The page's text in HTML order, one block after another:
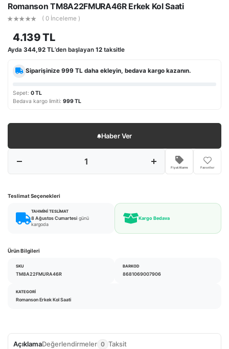
Romanson TM8A22FMURA46R Erkek Kol Saati
( 0 İnceleme )
4.139 TL
Ayda 344,92 TL’den başlayan 12 taksitle
Siparişinize999 TL daha ekleyin, bedava kargo kazanın.
Sepet: 0 TL
Bedava kargo limiti: 999 TL
Haber Ver
Fiyat Alarmı Favoriler
Teslimat Seçenekleri
TAHMINI TESLIMAT
8 Ağustos Cumartesi günü
kargoda
Kargo Bedava
Ürün Bilgileri
SKU
TM8A22FMURA46R
BARKOD
8681069007906
KATEGORI
Romanson Erkek Kol Saati
AçıklamaDeğerlendirmeler 0 Taksit